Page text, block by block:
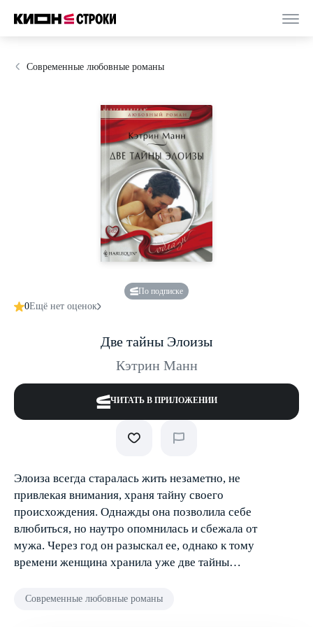
Современные любовные романы
По подписке
0Ещё нет оценок
Две тайны Элоизы
Кэтрин Манн
ЧИТАТЬ В ПРИЛОЖЕНИИ
Элоиза всегда старалась жить незаметно, не
привлекая внимания, храня тайну своего
происхождения. Однажды она позволила себе
влюбиться, но наутро опомнилась и сбежала от
мужа. Через год он разыскал ее, однако к тому
времени женщина хранила уже две тайны…
Современные любовные романы